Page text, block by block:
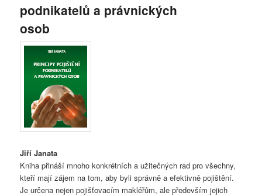
podnikatelů a právnických
osob
Jiří Janata
Kniha přináší mnoho konkrétních a užitečných rad pro všechny,
kteří mají zájem na tom, aby byli správně a efektivně pojištění.
Je určena nejen pojišťovacím makléřům, ale především jejich